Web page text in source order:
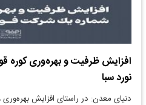
افزایش ظرفیت و بهره‌وری کوره
نورد سبا
دنیای معدن: در راستای افزایش